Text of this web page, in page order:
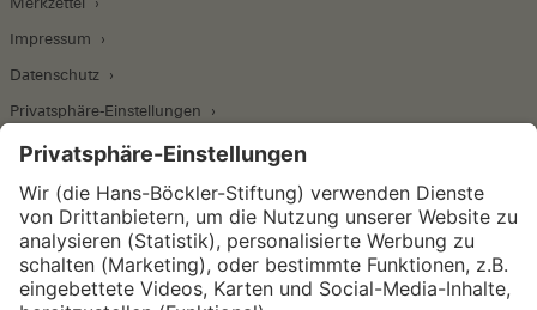
Impressum
Datenschutz
Privatsphäre-Einstellungen
Wirtschafts- und Sozialwissenschaftliches Institut
Institut für Makroökonomie und